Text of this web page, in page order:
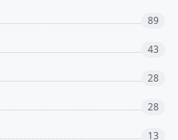
89
43
28
28
13